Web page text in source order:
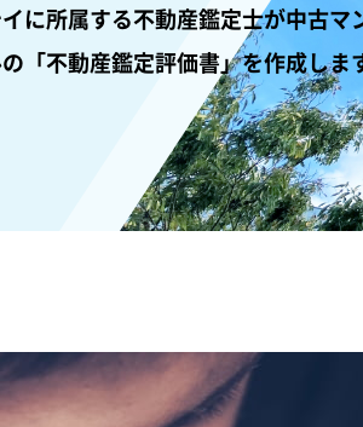
に所属する不動産鑑定士が中古マ
「不動産鑑定評価書」を作成しま